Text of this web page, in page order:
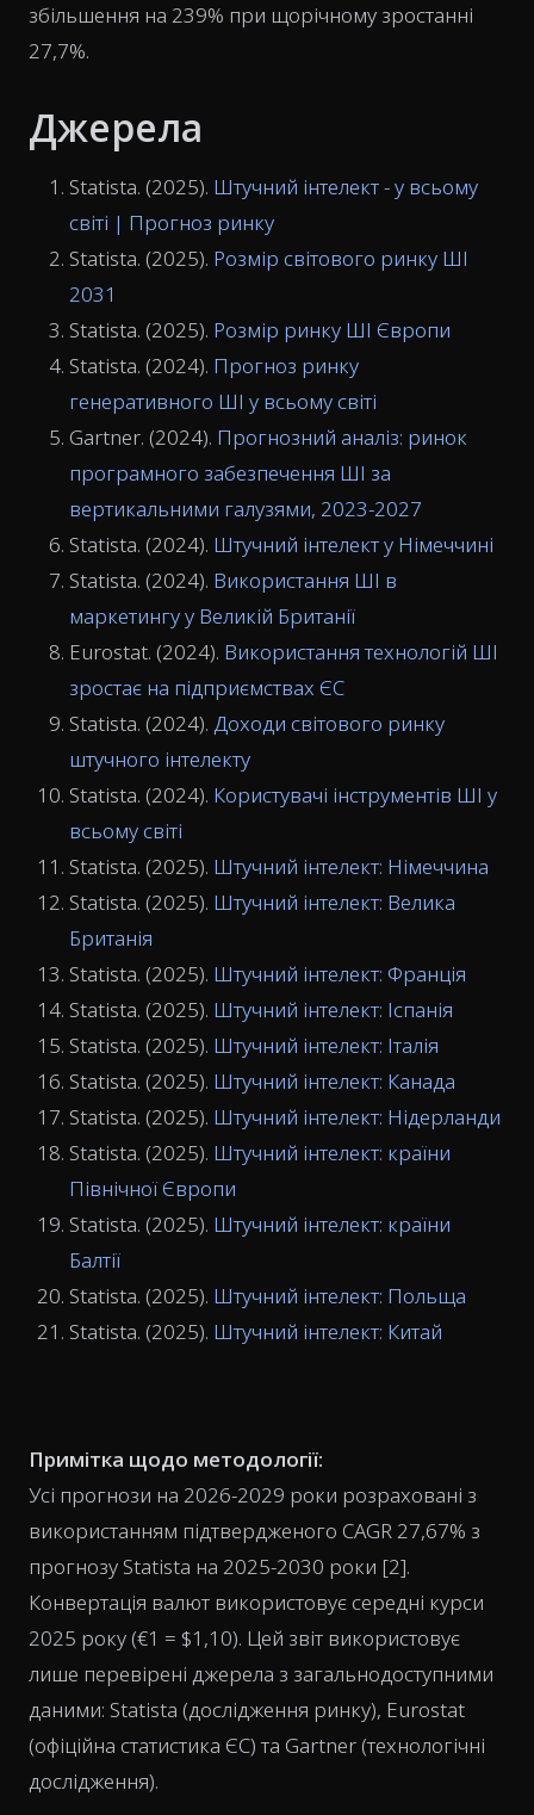
збільшення на 239% при щорічному зростанні
27,7%.
Джерела
Statista. (2025). Штучний інтелект - у всьому
світі | Прогноз ринку
Statista. (2025). Розмір світового ринку ШІ
2031
Statista. (2025). Розмір ринку ШІ Європи
Statista. (2024). Прогноз ринку
генеративного ШІ у всьому світі
Gartner. (2024). Прогнозний аналіз: ринок
програмного забезпечення ШІ за
вертикальними галузями, 2023-2027
Statista. (2024). Штучний інтелект у Німеччині
Statista. (2024). Використання ШІ в
маркетингу у Великій Британії
Eurostat. (2024). Використання технологій ШІ
зростає на підприємствах ЄС
Statista. (2024). Доходи світового ринку
штучного інтелекту
Statista. (2024). Користувачі інструментів ШІ у
всьому світі
Statista. (2025). Штучний інтелект: Німеччина
Statista. (2025). Штучний інтелект: Велика
Британія
Statista. (2025). Штучний інтелект: Франція
Statista. (2025). Штучний інтелект: Іспанія
Statista. (2025). Штучний інтелект: Італія
Statista. (2025). Штучний інтелект: Канада
Statista. (2025). Штучний інтелект: Нідерланди
Statista. (2025). Штучний інтелект: країни
Північної Європи
Statista. (2025). Штучний інтелект: країни
Балтії
Statista. (2025). Штучний інтелект: Польща
Statista. (2025). Штучний інтелект: Китай
Примітка щодо методології:
Усі прогнози на 2026-2029 роки розраховані з
використанням підтвердженого CAGR 27,67% з
прогнозу Statista на 2025-2030 роки [2].
Конвертація валют використовує середні курси
2025 року (€1 = $1,10). Цей звіт використовує
лише перевірені джерела з загальнодоступними
даними: Statista (дослідження ринку), Eurostat
(офіційна статистика ЄС) та Gartner (технологічні
дослідження).